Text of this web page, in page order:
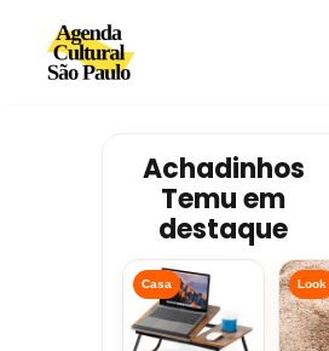
Avançar
Achadinhos
Temu em
destaque
Casa Look